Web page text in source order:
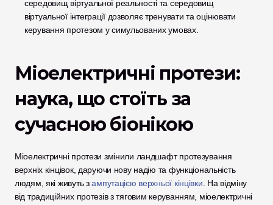
середовищ віртуальної реальності та середовищ
віртуальної інтеграції дозволяє тренувати та оцінювати
керування протезом у симульованих умовах.
Міоелектричні протези:
наука, що стоїть за
сучасною біонікою
Міоелектричні протези змінили ландшафт протезування
верхніх кінцівок, даруючи нову надію та функціональність
людям, які живуть з ампутацією верхньої кінцівки . На відміну
від традиційних протезів з тяговим керуванням, міоелектричні